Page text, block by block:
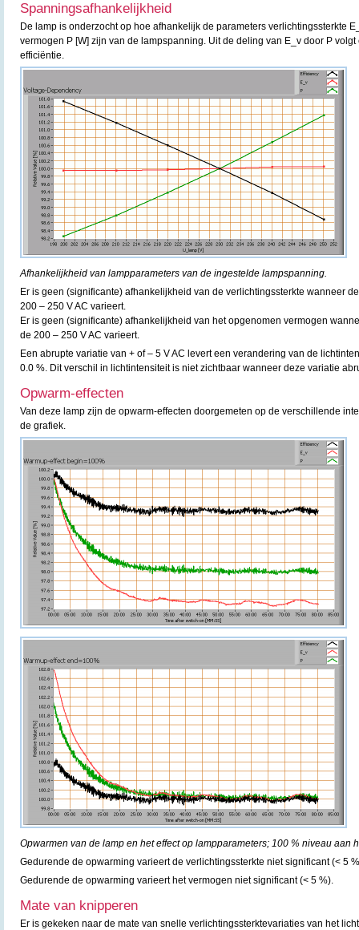
Spanningsafhankelijkheid
De lamp is onderzocht op hoe afhankelijk de parameters verlichtingssterkte
vermogen P [W] zijn van de lampspanning. Uit de deling van E_v door P
efficiëntie.
Afhankelijkheid van lampparameters van de ingestelde lampspanning.
Er is geen (significante) afhankelijkheid van de verlichtingssterkte wanneer
200 – 250 V AC varieert.
Er is geen (significante) afhankelijkheid van het opgenomen vermogen
de 200 – 250 V AC varieert.
Een abrupte variatie van + of – 5 V AC levert een verandering van de
0.0 %. Dit verschil in lichtintensiteit is niet zichtbaar wanneer deze variatie
Opwarm-effecten
Van deze lamp zijn de opwarm-effecten doorgemeten op de verschillende
de grafiek.
Opwarmen van de lamp en het effect op lampparameters; 100 % niveau aan
Gedurende de opwarming varieert de verlichtingssterkte niet significant (< 5
Gedurende de opwarming varieert het vermogen niet significant (< 5 %).
Mate van knipperen
Er is gekeken naar de mate van snelle verlichtingssterktevariaties van het